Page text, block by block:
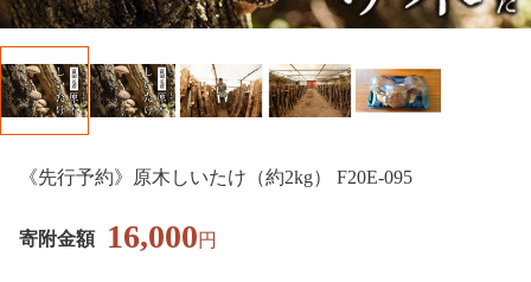
《先行予約》原木しいたけ（約2kg） F20E-095
寄附金額 16,000円